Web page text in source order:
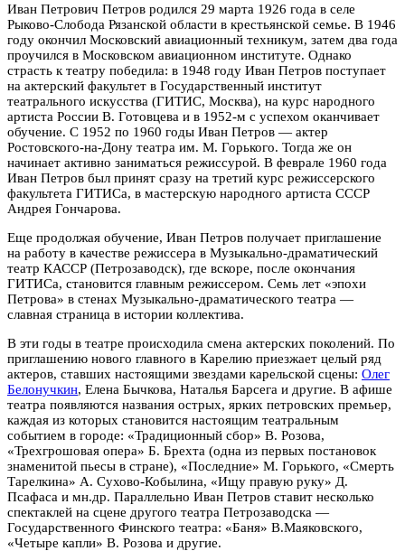
Иван Петрович Петров родился 29 марта 1926 года в селе
Рыково-Слобода Рязанской области в крестьянской семье. В 1946
году окончил Московский авиационный техникум, затем два года
проучился в Московском авиационном институте. Однако
страсть к театру победила: в 1948 году Иван Петров поступает
на актерский факультет в Государственный институт
театрального искусства (ГИТИС, Москва), на курс народного
артиста России В. Готовцева и в 1952-м с успехом оканчивает
обучение. С 1952 по 1960 годы Иван Петров — актер
Ростовского-на-Дону театра им. М. Горького. Тогда же он
начинает активно заниматься режиссурой. В феврале 1960 года
Иван Петров был принят сразу на третий курс режиссерского
факультета ГИТИСа, в мастерскую народного артиста СССР
Андрея Гончарова.
Еще продолжая обучение, Иван Петров получает приглашение
на работу в качестве режиссера в Музыкально-драматический
театр КАССР (Петрозаводск), где вскоре, после окончания
ГИТИСа, становится главным режиссером. Семь лет «эпохи
Петрова» в стенах Музыкально-драматического театра —
славная страница в истории коллектива.
В эти годы в театре происходила смена актерских поколений. По
приглашению нового главного в Карелию приезжает целый ряд
актеров, ставших настоящими звездами карельской сцены: Олег
Белонучкин, Елена Бычкова, Наталья Барсега и другие. В афише
театра появляются названия острых, ярких петровских премьер,
каждая из которых становится настоящим театральным
событием в городе: «Традиционный сбор» В. Розова,
«Трехгрошовая опера» Б. Брехта (одна из первых постановок
знаменитой пьесы в стране), «Последние» М. Горького, «Смерть
Тарелкина» А. Сухово-Кобылина, «Ищу правую руку» Д.
Псафаса и мн.др. Параллельно Иван Петров ставит несколько
спектаклей на сцене другого театра Петрозаводска —
Государственного Финского театра: «Баня» В.Маяковского,
«Четыре капли» В. Розова и другие.